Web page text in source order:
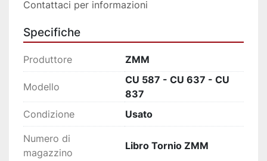
Contattaci per informazioni
Specifiche
Produttore ZMM
Modello
CU 587 - CU 637 - CU
837
Condizione
Usato
Numero di
magazzino
Libro Tornio ZMM